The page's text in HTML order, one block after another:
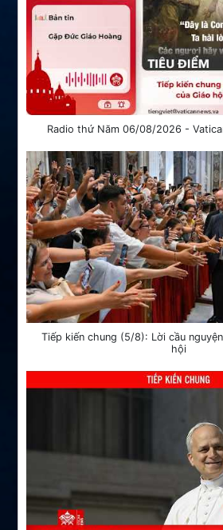
Radio thứ Năm 06/08/2026 -
Tiếp kiến chung (5/8): Lời cầu
hội